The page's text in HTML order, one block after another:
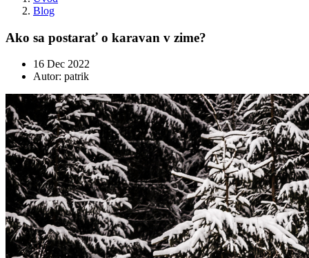
Blog
Ako sa postarať o karavan v zime?
16 Dec 2022
Autor: patrik